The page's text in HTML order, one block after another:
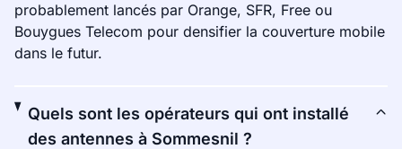
probablement lancés par Orange, SFR, Free ou
Bouygues Telecom pour densifier la couverture mobile
dans le futur.
Quels sont les opérateurs qui ont installé
des antennes à Sommesnil ?